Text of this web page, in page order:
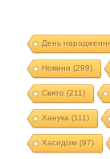
День
Новини (299)
Свято (211)
Ханука (111)
Хасидізм (97)